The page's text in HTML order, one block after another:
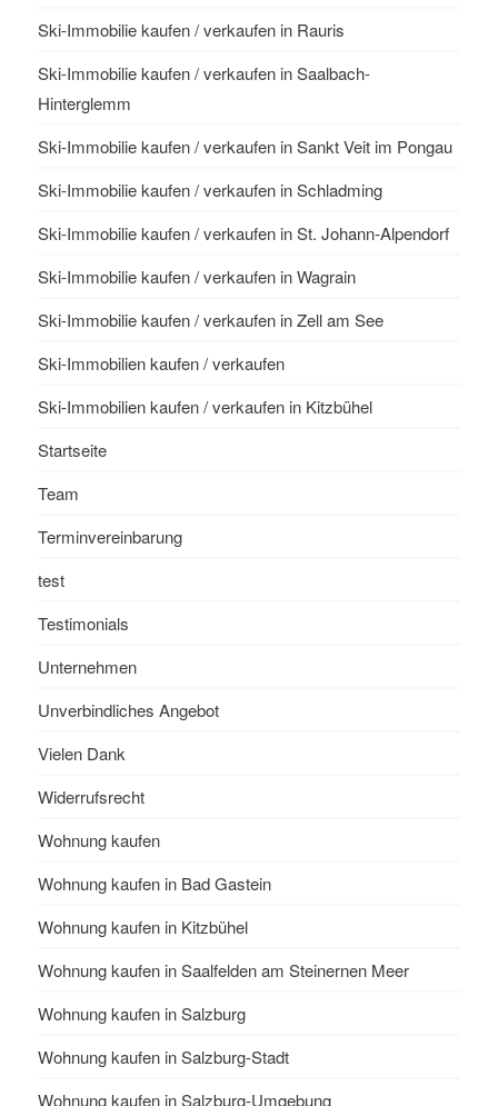
Ski-Immobilie kaufen / verkaufen in Rauris
Ski-Immobilie kaufen / verkaufen in Saalbach-
Hinterglemm
Ski-Immobilie kaufen / verkaufen in Sankt Veit im Pongau
Ski-Immobilie kaufen / verkaufen in Schladming
Ski-Immobilie kaufen / verkaufen in St. Johann-Alpendorf
Ski-Immobilie kaufen / verkaufen in Wagrain
Ski-Immobilie kaufen / verkaufen in Zell am See
Ski-Immobilien kaufen / verkaufen
Ski-Immobilien kaufen / verkaufen in Kitzbühel
Startseite
Team
Terminvereinbarung
test
Testimonials
Unternehmen
Unverbindliches Angebot
Vielen Dank
Widerrufsrecht
Wohnung kaufen
Wohnung kaufen in Bad Gastein
Wohnung kaufen in Kitzbühel
Wohnung kaufen in Saalfelden am Steinernen Meer
Wohnung kaufen in Salzburg
Wohnung kaufen in Salzburg-Stadt
Wohnung kaufen in Salzburg-Umgebung